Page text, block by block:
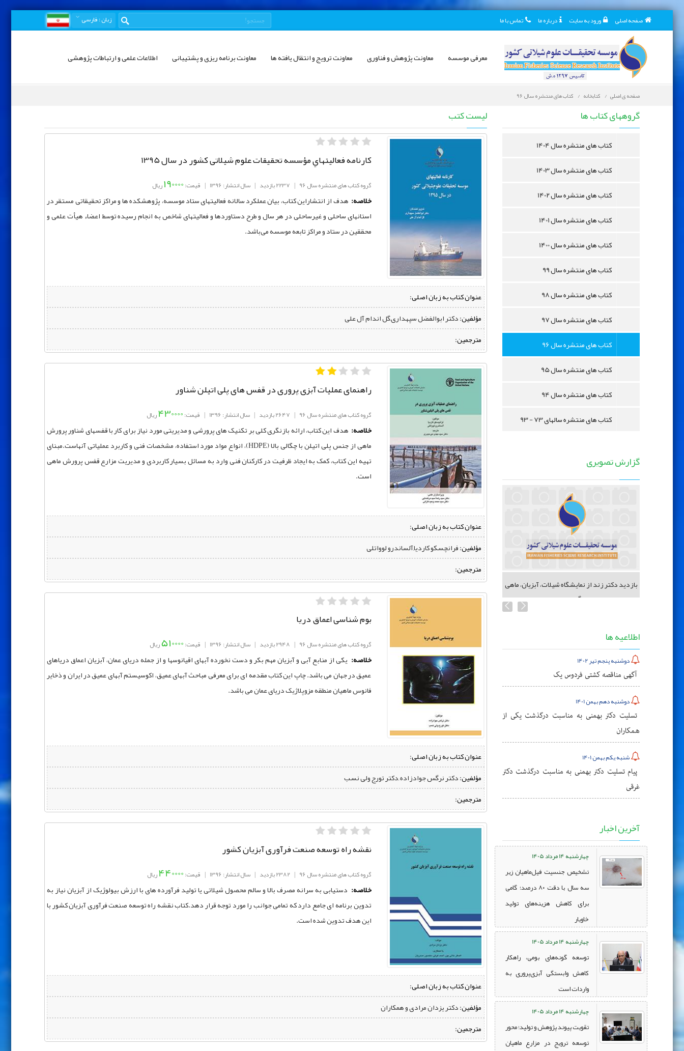
صفحه اصلی ورود به سایت درباره ما تماس با ما زبان: فارسی
معرفی موسسه معاونت پژوهش و فناوری معاونت ترویج و انتقال یافته ها معاونت برنامه ریزی و پشتیبانی اطلاعات علمی و ارتباطات پژوهشی
صفحه ی اصلی کتابخانه کتاب های منتشره سال 96
کتابخانه دیجیتال
گروههای کتاب ها
کتاب های منتشره سال 1404
کتاب های منتشره سال 1403
کتاب های منتشره سال 1402
کتاب های منتشره سال 1401
کتاب های منتشره سال 1400
کتاب های منتشره سال 99
کتاب های منتشره سال 98
کتاب های منتشره سال 97
کتاب های منتشره سال 96
کتاب های منتشره سال 95
کتاب های منتشره سال 94
کتاب های منتشره سالهای 73 - 93
گزارش تصویری
بازدید دکتر زند از نمایشگاه شیلات، آبزیان، ماهی
گیری...
اطلاعیه ها
دوشنبه پنجم تیر 1402
آگهی مناقصه کشتی فردوس یک
دوشنبه دهم بهمن 1401
تسلیت دکتر بهمنی به مناسبت درگذشت یکی از
همکاران
شنبه یکم بهمن 1401
پیام تسلیت دکتر بهمنی به مناسبت درگذشت دکتر
غرقی
آخرین اخبار
چهارشنبه 14 مرداد 1405
تشخیص جنسیت فیل‌ماهیان زیر
سه سال با دقت ۸۰ درصد؛ گامی
برای کاهش هزینه‌های تولید
خاویار
چهارشنبه 14 مرداد 1405
توسعه گونه‌های بومی، راهکار
کاهش وابستگی آبزی‌پروری به
واردات است
چهارشنبه 14 مرداد 1405
تقویت پیوند پژوهش و تولید؛ محور
توسعه ترویج در مزارع ماهیان
لیست کتب
كارنامه فعاليتهاي مؤسسه تحقيقات علوم شيلاتی کشور در سال 1395
گروه کتاب های منتشره سال 96 | 2237 بازدید | سال انتشار: 1396 | قیمت:190000ریال
خلاصه: هدف از انتشاراین کتاب، بیان عملکرد سالانه فعالیتهای ستاد موسسه، پژوهشکده ها و مراکز تحقیقاتی مستقر در
استانهای ساحلی و غیرساحلی در هر سال و طرح دستاوردها و فعالیتهای شاخص به انجام رسیده توسط اعضاء هیأت علمی و
محققین در ستاد و مراکز تابعه موسسه می‌باشد.
عنوان کتاب به زبان اصلی:
مؤلفین:‌ دکتر ابوالفضل سپهداری,گل اندام آل علی
مترجمین:
راهنمای عملیات آبزی پروری در قفس های پلی اتیلن شناور
گروه کتاب های منتشره سال 96 | 2647 بازدید | سال انتشار: 1396 | قیمت:430000ریال
خلاصه: هدف این کتاب، ارائه بازنگری کلی بر تکنیک‌ های پرورشی و مدیریتی مورد نیاز برای کار با قفسهای شناور پرورش
ماهی از جنس پلی‌ اتیلن با چگالی بالا (HDPE)، انواع مواد مورد استفاده، مشخصات فنی و کاربرد عملیاتی آنهاست.مبنای
تهیه این کتاب، کمک به ایجاد ظرفیت در کارکنان فنی وارد به مسائل بسیار کاربردی و مدیریت مزارع قفس پرورش ماهی
است.
عنوان کتاب به زبان اصلی:
مؤلفین:‌ فرانچسکو کاردیا,آلساندرو لوواتلی
مترجمین:
بوم شناسی اعماق دریا
گروه کتاب های منتشره سال 96 | 2948 بازدید | سال انتشار: 1396 | قیمت:510000ریال
خلاصه: یکی از منابع آبی و آبزیان مهم بکر و دست نخورده آبهای اقیانوسها و از جمله دریای عمان، آبزیان اعماق دریاهای
عمیق در جهان می باشد. چاپ این کتاب مقدمه ای برای معرفی مباحث آبهای عمیق، اکوسیستم آبهای عمیق در ایران و ذخایر
فانوس ماهیان منطقه مزوپلاژیک دریای عمان می‌ باشد.
عنوان کتاب به زبان اصلی:
مؤلفین:‌ دکتر نرگس جوادزاده ,دکتر تورج ولی نسب
مترجمین:
نقشه راه توسعه صنعت فرآوری آبزیان کشور
گروه کتاب های منتشره سال 96 | 2382 بازدید | سال انتشار: 1396 | قیمت:440000ریال
خلاصه: دستیابی به سرانه مصرف بالا و سالم محصول شیلاتی یا تولید فرآورده های با ارزش بیولوژیک از آبزیان نیاز به
تدوین برنامه ای جامع دارد که تمامی جوانب را مورد توجه قرار دهد.کتاب نقشه راه توسعه صنعت فرآوری آبزیان کشور با
این هدف تدوین شده است.
عنوان کتاب به زبان اصلی:
مؤلفین:‌ دکتر یزدان مرادی و همکاران
مترجمین: